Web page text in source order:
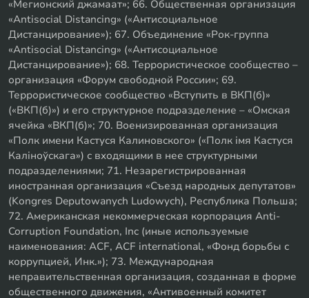
«Мегионский джамаат»; 66. Общественная организация
«Antisocial Distancing» («Антисоциальное
Дистанцирование»); 67. Объединение «Рок-группа
«Antisocial Distancing» («Антисоциальное
Дистанцирование»); 68. Террористическое сообщество –
организация «Форум свободной России»; 69.
Террористическое сообщество «Вступить в ВКП(б)»
(«ВКП(б)») и его структурное подразделение – «Омская
ячейка «ВКП(б)»; 70. Военизированная организация
«Полк имени Кастуся Калиновского» («Полк iмя Кастуся
Калiноўскага») с входящими в нее структурными
подразделениями; 71. Незарегистрированная
иностранная организация «Съезд народных депутатов»
(Kongres Deputowanych Ludowych), Республика Польша;
72. Американская некоммерческая корпорация Anti-
Corruption Foundation, Inc (иные используемые
наименования: ACF, ACF international, «Фонд борьбы с
коррупцией, Инк.»); 73. Международная
неправительственная организация, созданная в форме
общественного движения, «Антивоенный комитет